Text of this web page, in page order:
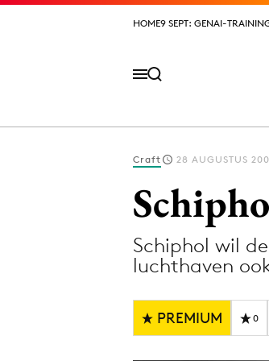
HOME9 SEPT: GENAI-
HOME9 SEPT: GENAI-
Craft 28 AUGUSTUS
Schiphol wil
luchthaven
PREMIUM 0